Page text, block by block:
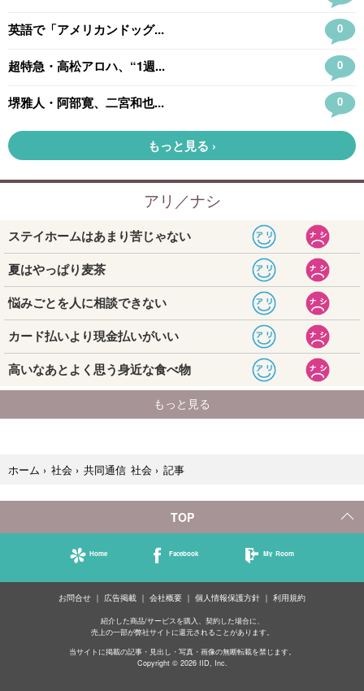
ホーム › 社会 › 共同通信 社会 › 記事
TOP
Home Facebook My Room
お問合せ 広告掲載 会社概要 個人情報保護方針 利用規約
紹介した商品/サービスを購入、契約した場合に、
売上の一部が弊社サイトに還元されることがあります。
当サイトに掲載の記事・見出し・写真・画像の無断転載を禁じます。
Copyright © 2026 IID, Inc.